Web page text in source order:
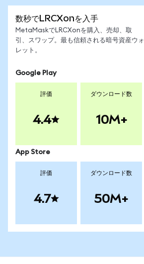
数秒でLRCXonを入手
MetaMaskでLRCXonを購入、売却、取
引、スワップ。最も信頼される暗号資産ウォ
レット。
Google Play
評価
4.4
ダウンロード数
10M+
App Store
評価
4.7
ダウンロード数
50M+